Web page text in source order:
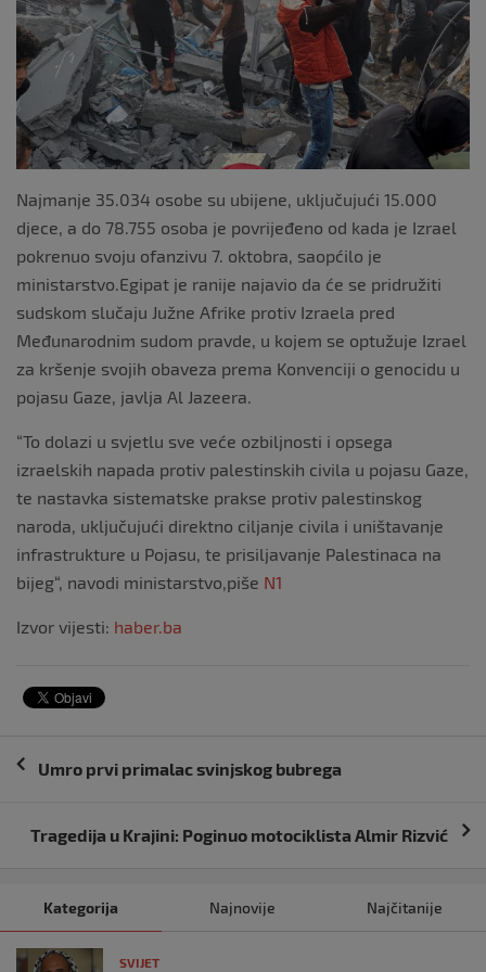
k
Najmanje 35.034 osobe su ubijene, uključujući 15.000
djece, a do 78.755 osoba je povrijeđeno od kada je Izrael
pokrenuo svoju ofanzivu 7. oktobra, saopćilo je
ministarstvo.Egipat je ranije najavio da će se pridružiti
sudskom slučaju Južne Afrike protiv Izraela pred
Međunarodnim sudom pravde, u kojem se optužuje Izrael
za kršenje svojih obaveza prema Konvenciji o genocidu u
pojasu Gaze, javlja Al Jazeera.
“To dolazi u svjetlu sve veće ozbiljnosti i opsega
izraelskih napada protiv palestinskih civila u pojasu Gaze,
te nastavka sistematske prakse protiv palestinskog
naroda, uključujući direktno ciljanje civila i uništavanje
infrastrukture u Pojasu, te prisiljavanje Palestinaca na
bijeg“, navodi ministarstvo,piše N1
Izvor vijesti: haber.ba
Navigacija
Umro prvi primalac svinjskog bubrega
Tragedija u Krajini: Poginuo motociklista Almir Rizvić
Kategorija Najnovije Najčitanije
SVIJET